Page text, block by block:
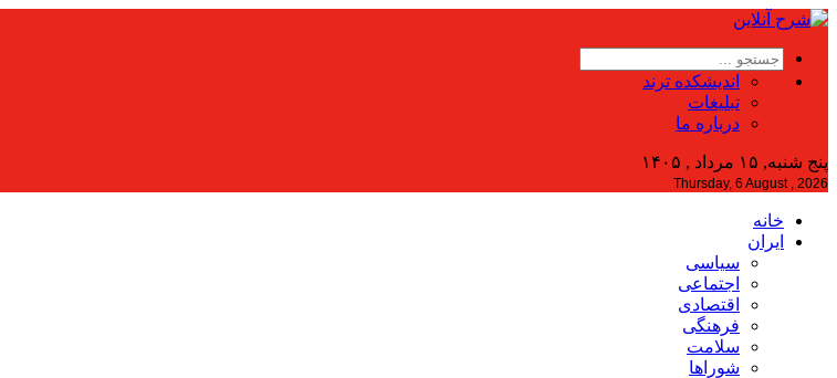
اندیشکده ترند
تبلیغات
درباره ما
پنج شنبه, ۱۵ مرداد , ۱۴۰۵
Thursday, 6 August , 2026
خانه
ایران
سیاسی
اجتماعی
اقتصادی
فرهنگی
سلامت
شوراها